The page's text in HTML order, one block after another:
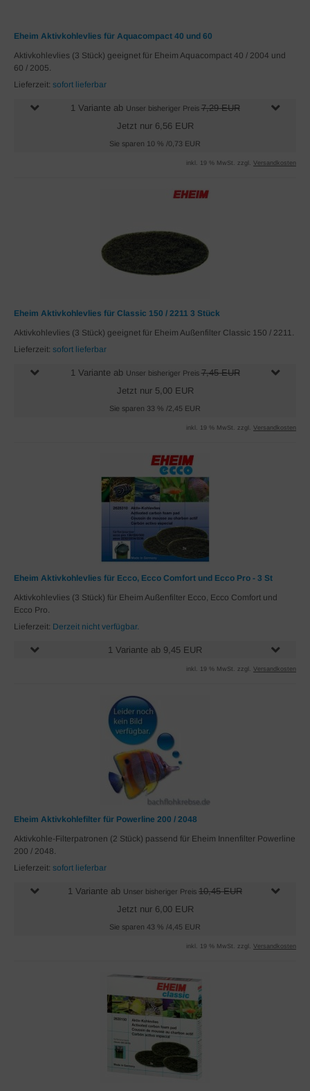
Eheim Aktivkohlevlies für Aquacompact 40 und 60
Aktivkohlevlies (3 Stück) geeignet für Eheim Aquacompact 40 / 2004 und
60 / 2005.
Lieferzeit: sofort lieferbar
1 Variante ab Unser bisheriger Preis7,29 EUR
Jetzt nur 6,56 EUR
Sie sparen 10 % /0,73 EUR
inkl. 19 % MwSt. zzgl. Versandkosten
Eheim Aktivkohlevlies für Classic 150 / 2211 3 Stück
Aktivkohlevlies (3 Stück) geeignet für Eheim Außenfilter Classic 150 / 2211.
Lieferzeit: sofort lieferbar
1 Variante ab Unser bisheriger Preis7,45 EUR
Jetzt nur 5,00 EUR
Sie sparen 33 % /2,45 EUR
inkl. 19 % MwSt. zzgl. Versandkosten
Eheim Aktivkohlevlies für Ecco, Ecco Comfort und Ecco Pro - 3 St
Aktivkohlevlies (3 Stück) für Eheim Außenfilter Ecco, Ecco Comfort und
Ecco Pro.
Lieferzeit: Derzeit nicht verfügbar.
1 Variante ab 9,45 EUR
inkl. 19 % MwSt. zzgl. Versandkosten
Eheim Aktivkohlefilter für Powerline 200 / 2048
Aktivkohle-Filterpatronen (2 Stück) passend für Eheim Innenfilter Powerline
200 / 2048.
Lieferzeit: sofort lieferbar
1 Variante ab Unser bisheriger Preis 10,45 EUR
Jetzt nur 6,00 EUR
Sie sparen 43 % /4,45 EUR
inkl. 19 % MwSt. zzgl. Versandkosten